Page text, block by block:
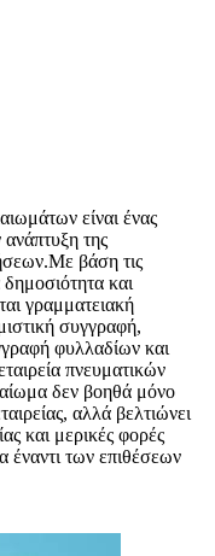
είναι ένας
της
βάση τις
και
γραμματειακή
συγγραφή,
φυλλαδίων και
πνευματικών
δεν βοηθά μόνο
αλλά βελτιώνει
και μερικές φορές
έναντι των επιθέσεων